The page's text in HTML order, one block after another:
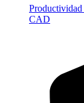
Productividad
CAD